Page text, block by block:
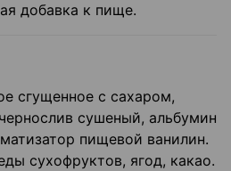
добавка к пище.
сгущенное с сахаром,
сушеный, альбумин
пищевой ванилин.
сухофруктов, ягод, какао.